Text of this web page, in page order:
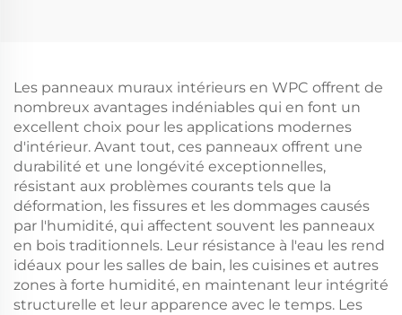
Les panneaux muraux intérieurs en WPC offrent de
nombreux avantages indéniables qui en font un
excellent choix pour les applications modernes
d'intérieur. Avant tout, ces panneaux offrent une
durabilité et une longévité exceptionnelles,
résistant aux problèmes courants tels que la
déformation, les fissures et les dommages causés
par l'humidité, qui affectent souvent les panneaux
en bois traditionnels. Leur résistance à l'eau les rend
idéaux pour les salles de bain, les cuisines et autres
zones à forte humidité, en maintenant leur intégrité
structurelle et leur apparence avec le temps. Les